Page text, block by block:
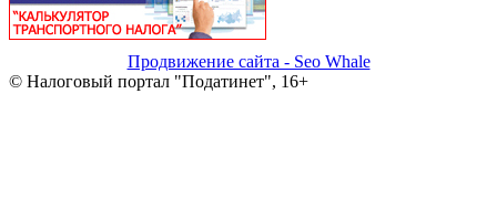
Продвижение сайта - Seo Whale
© Налоговый портал "Податинет", 16+